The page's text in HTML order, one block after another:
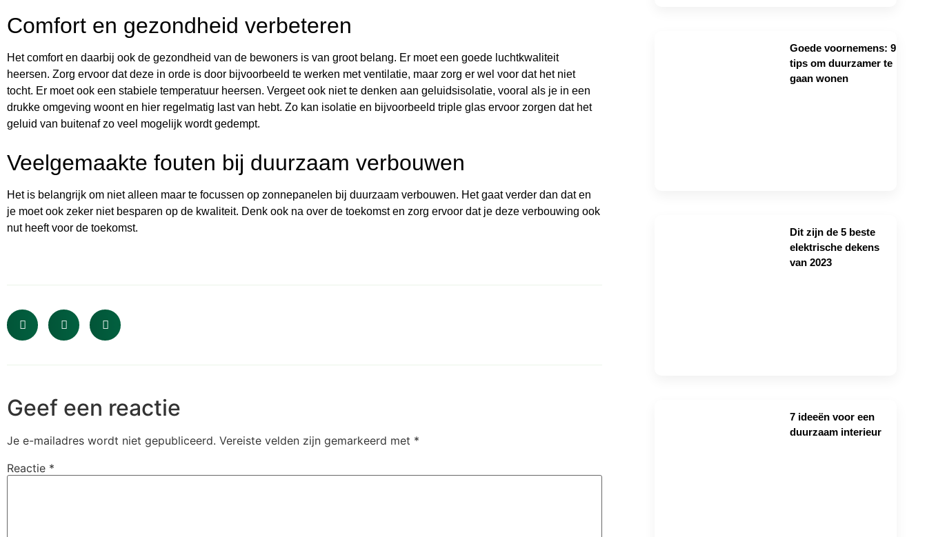
Comfort en gezondheid verbeteren
Het comfort en daarbij ook de gezondheid van de bewoners is van groot belang. Er moet een goede luchtkwaliteit
heersen. Zorg ervoor dat deze in orde is door bijvoorbeeld te werken met ventilatie, maar zorg er wel voor dat het niet
tocht. Er moet ook een stabiele temperatuur heersen. Vergeet ook niet te denken aan geluidsisolatie, vooral als je in een
drukke omgeving woont en hier regelmatig last van hebt. Zo kan isolatie en bijvoorbeeld triple glas ervoor zorgen dat het
geluid van buitenaf zo veel mogelijk wordt gedempt.
Veelgemaakte fouten bij duurzaam verbouwen
Het is belangrijk om niet alleen maar te focussen op zonnepanelen bij duurzaam verbouwen. Het gaat verder dan dat en
je moet ook zeker niet besparen op de kwaliteit. Denk ook na over de toekomst en zorg ervoor dat je deze verbouwing ook
nut heeft voor de toekomst.
Geef een reactie
Je e-mailadres wordt niet gepubliceerd. Vereiste velden zijn gemarkeerd met *
Reactie *
Goede voornemens: 9
tips om duurzamer te
gaan wonen
Dit zijn de 5 beste
elektrische dekens
van 2023
7 ideeën voor een
duurzaam interieur